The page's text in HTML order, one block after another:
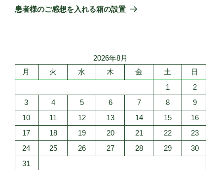
ゲ
の
患者様のご感想を入れる箱の設置
2026年8月
月
火 水 木 金 土
日
1
2
3
4 5 6 7 8
9
10
11 12 13 14 15
16
17
18 19 20 21 22
23
24
25 26 27 28 29
30
31